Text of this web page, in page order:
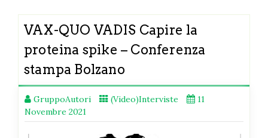
VAX-QUO VADIS Capire la
proteina spike – Conferenza
stampa Bolzano
GruppoAutori (Video)Interviste
11
Novembre 2021